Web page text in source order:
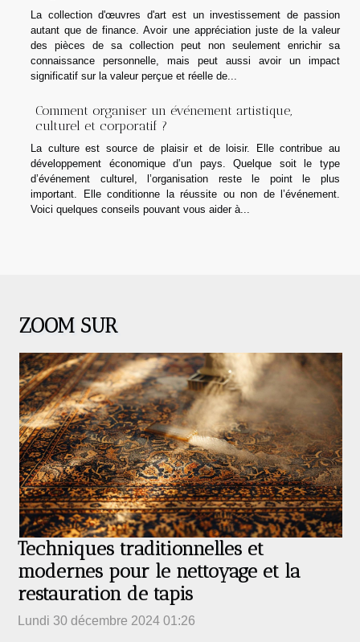
La collection d'œuvres d'art est un investissement de passion
autant que de finance. Avoir une appréciation juste de la valeur
des pièces de sa collection peut non seulement enrichir sa
connaissance personnelle, mais peut aussi avoir un impact
significatif sur la valeur perçue et réelle de...
Comment organiser un événement artistique,
culturel et corporatif ?
La culture est source de plaisir et de loisir. Elle contribue au
développement économique d’un pays. Quelque soit le type
d’événement culturel, l’organisation reste le point le plus
important. Elle conditionne la réussite ou non de l’événement.
Voici quelques conseils pouvant vous aider à...
ZOOM SUR
Techniques traditionnelles et
modernes pour le nettoyage et la
restauration de tapis
Lundi 30 décembre 2024 01:26